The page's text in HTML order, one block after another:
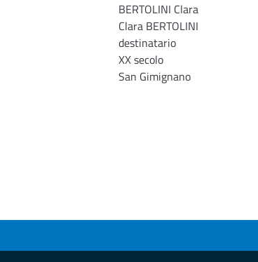
BERTOLINI Clara
Clara BERTOLINI
destinatario
XX secolo
San Gimignano